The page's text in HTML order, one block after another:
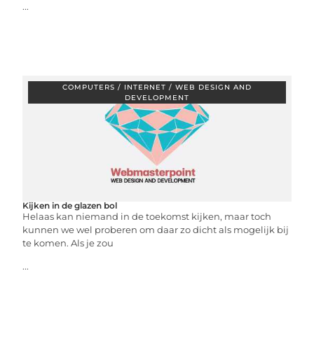
...
COMPUTERS / INTERNET / WEB DESIGN AND
DEVELOPMENT
Kijken in de glazen bol
Helaas kan niemand in de toekomst kijken, maar toch
kunnen we wel proberen om daar zo dicht als mogelijk bij
te komen. Als je zou
...